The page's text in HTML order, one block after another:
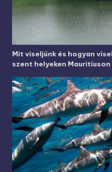
Mit viseljünk és hogyan
szent helyeken Mauritiuson